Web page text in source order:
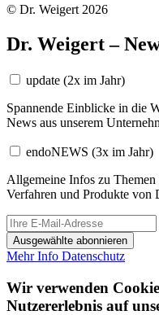
© Dr. Weigert 2026
Dr. Weigert –
update (2x im Jahr)
Spannende Einblicke in die
News aus unserem
endoNEWS (3x im Jahr)
Allgemeine Infos zu
Verfahren und Produkte von
Ausgewählte abonnieren
Mehr Info Datenschutz
Wir verwenden
Nutzererlebnis auf